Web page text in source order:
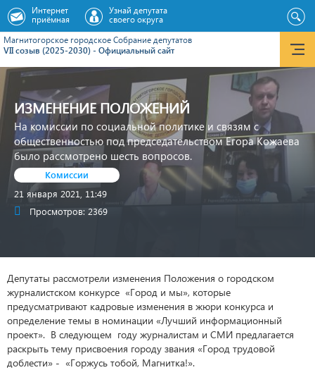
Магнитогорское городское Cобрание депутатов
VII созыв (2025-2030) - Официальный сайт
Интернет
приёмная
Узнай депутата
своего округа
ИЗМЕНЕНИЕ ПОЛОЖЕНИЙ
На комиссии по социальной политике и связям с
общественностью под председательством Егора Кожаева
было рассмотрено шесть вопросов.
Комиссии
21 января 2021, 11:49
Просмотров: 2369
Депутаты рассмотрели изменения Положения о городском
журналистском конкурсе «Город и мы», которые
предусматривают кадровые изменения в жюри конкурса и
определение темы в номинации «Лучший информационный
проект». В следующем году журналистам и СМИ предлагается
раскрыть тему присвоения городу звания «Город трудовой
доблести» - «Горжусь тобой, Магнитка!».